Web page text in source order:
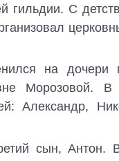
гильдии. С
на дочери
Александр,
сын, Антон. В